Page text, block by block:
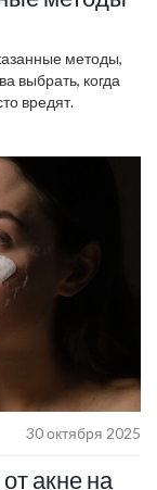
методы,
выбрать, когда
вредят.
30 октября 2025
акне на